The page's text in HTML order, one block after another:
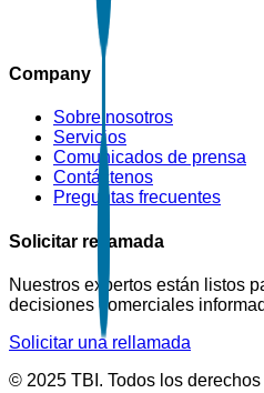
Company
Sobre nosotros
Servicios
Comunicados de prensa
Contáctenos
Preguntas frecuentes
Solicitar rellamada
Nuestros expertos están listos
decisiones comerciales
Solicitar una rellamada
© 2025 TBI. Todos los